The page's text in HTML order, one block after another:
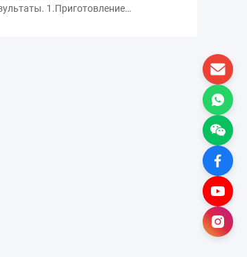
1.Приготовление